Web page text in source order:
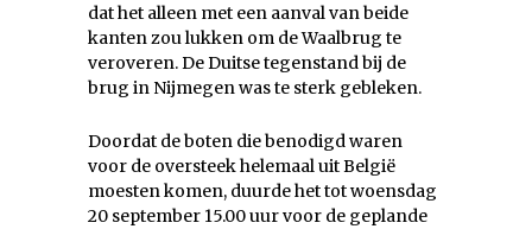
dat het alleen met een aanval van beide
kanten zou lukken om de Waalbrug te
veroveren. De Duitse tegenstand bij de
brug in Nijmegen was te sterk gebleken.
Doordat de boten die benodigd waren
voor de oversteek helemaal uit België
moesten komen, duurde het tot woensdag
20 september 15.00 uur voor de geplande